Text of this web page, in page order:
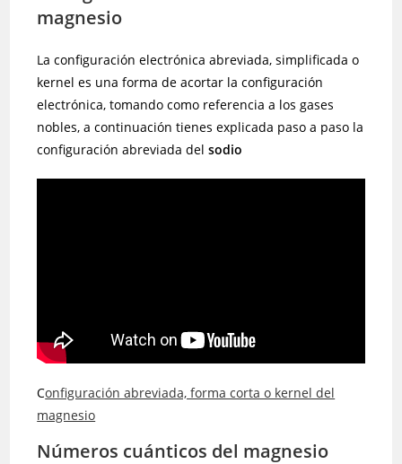
magnesio
La configuración electrónica abreviada, simplificada o
kernel es una forma de acortar la configuración
electrónica, tomando como referencia a los gases
nobles, a continuación tienes explicada paso a paso la
configuración abreviada delsodio
Configuración abreviada, forma corta o kernel del
magnesio
Números cuánticos del magnesio